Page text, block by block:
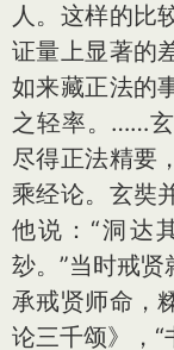
人。这样的比
证量上显著的
如来藏正法的
之轻率。……
尽得正法精要
乘经论。玄奘
他说：“洞达
玅。”当时戒
承戒贤师命，
论三千颂》，“